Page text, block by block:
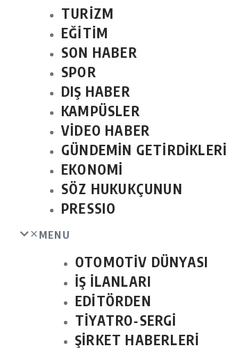
TURİZM
EĞİTİM
SON HABER
SPOR
DIŞ HABER
KAMPÜSLER
VİDEO HABER
GÜNDEMİN GETİRDİKLERİ
EKONOMİ
SÖZ HUKUKÇUNUN
PRESSIO
MENU
OTOMOTİV DÜNYASI
İŞ İLANLARI
EDİTÖRDEN
TİYATRO-SERGİ
ŞİRKET HABERLERİ